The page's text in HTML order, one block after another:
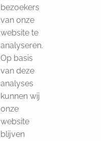
bezoekers
van onze
website te
analyseren.
Op basis
van deze
analyses
kunnen wij
onze
website
blijven